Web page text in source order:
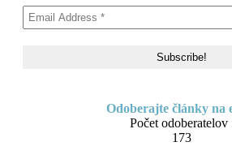
Odoberajte články na
Počet odoberatelov
173